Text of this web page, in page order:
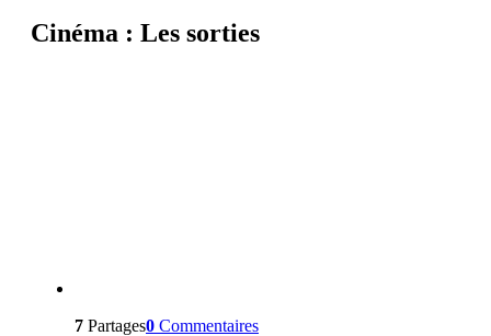
Cinéma : Les sorties
7 Partages0 Commentaires